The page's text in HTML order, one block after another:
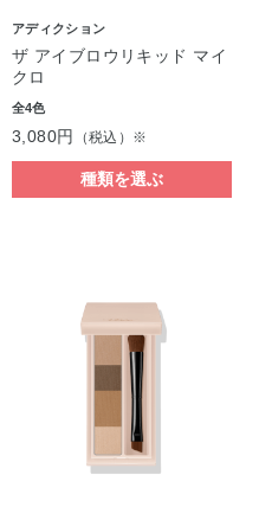
アディクション
ザ アイブロウリキッド マイ
クロ
全4色
3,080円 （税込）※
種類を選ぶ